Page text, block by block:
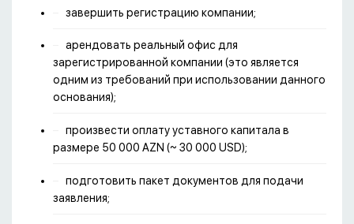
завершить регистрацию компании;
арендовать реальный офис для
зарегистрированной компании (это является
одним из требований при использовании данного
основания);
произвести оплату уставного капитала в
размере 50 000 AZN (~ 30 000 USD);
подготовить пакет документов для подачи
заявления;